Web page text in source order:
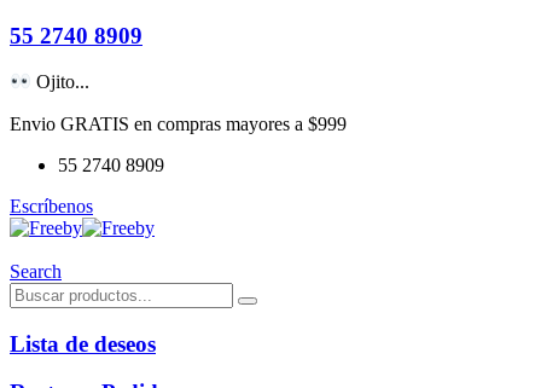
55 2740 8909
Ojito...
Envio GRATIS en compras mayores a $999
55 2740 8909
Escríbenos
Search
Lista de deseos